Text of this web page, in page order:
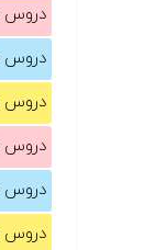
دروس
دروس
دروس
دروس
دروس
دروس